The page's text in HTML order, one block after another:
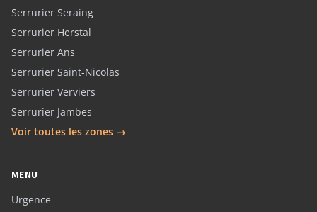
Serrurier Seraing
Serrurier Herstal
Serrurier Ans
Serrurier Saint-Nicolas
Serrurier Verviers
Serrurier Jambes
Voir toutes les zones →
MENU
Urgence